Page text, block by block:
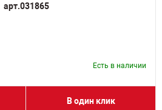
арт.031865
Есть в наличии
В один клик